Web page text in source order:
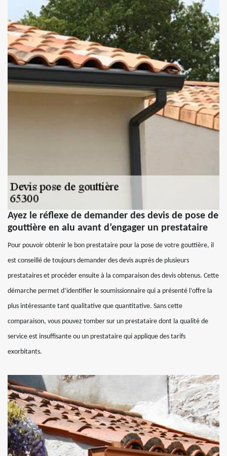
Ayez le réflexe de demander des devis de pose de
gouttière en alu avant d’engager un prestataire
Pour pouvoir obtenir le bon prestataire pour la pose de votre gouttière, il
est conseillé de toujours demander des devis auprès de plusieurs
prestataires et procéder ensuite à la comparaison des devis obtenus. Cette
démarche permet d’identifier le soumissionnaire qui a présenté l’offre la
plus intéressante tant qualitative que quantitative. Sans cette
comparaison, vous pouvez tomber sur un prestataire dont la qualité de
service est insuffisante ou un prestataire qui applique des tarifs
exorbitants.